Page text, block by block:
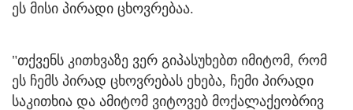
ეს მისი პირადი ცხოვრებაა.
"თქვენს კითხვაზე ვერ გიპასუხებთ იმიტომ, რომ
ეს ჩემს პირად ცხოვრებას ეხება, ჩემი პირადი
საკითხია და ამიტომ ვიტოვებ მოქალაქეობრივ